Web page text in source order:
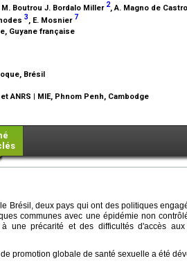
M. Boutrou J. Bordalo Miller 2, A. Magno de
3, E. Mosnier 7
Guyane française
Brésil
ANRS | MIE, Phnom Penh, Cambodge
Brésil, deux pays qui ont des politiques
communes avec une épidémie non
à une précarité et des difficultés d'accès
promotion globale de santé sexuelle a été